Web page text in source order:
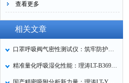
查看更多
相关文章
口罩呼吸阀气密性测试仪：筑牢防护口罩的质量关卡
精准量化呼吸湿化性能：理涛LT-B369湿化器数据采集装置技术解析